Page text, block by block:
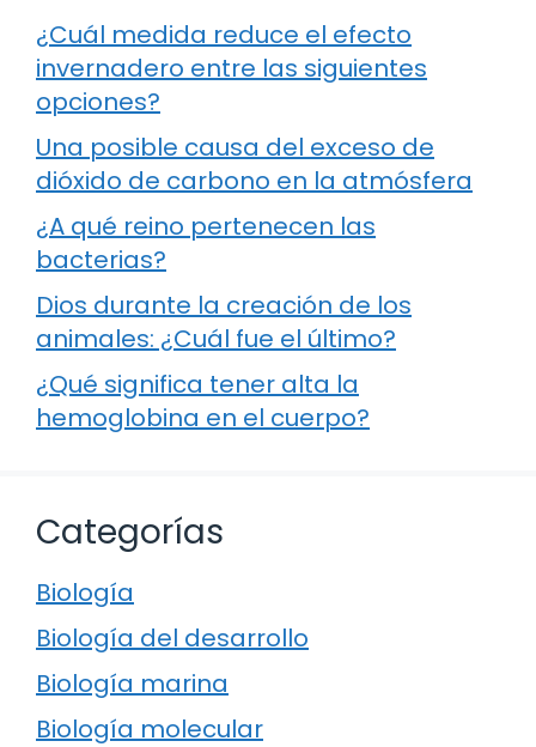
¿Cuál medida reduce el efecto
invernadero entre las siguientes
opciones?
Una posible causa del exceso de
dióxido de carbono en la atmósfera
¿A qué reino pertenecen las
bacterias?
Dios durante la creación de los
animales: ¿Cuál fue el último?
¿Qué significa tener alta la
hemoglobina en el cuerpo?
Categorías
Biología
Biología del desarrollo
Biología marina
Biología molecular